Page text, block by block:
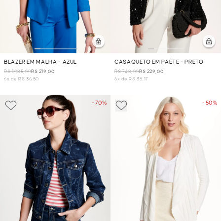
BLAZER EM MALHA - AZUL
R$ 1.085,00R$ 219,00
6x de R$ 36,50
CASAQUETO EM PAÊTE - PRETO
R$ 748,00R$ 229,00
6x de R$ 38,17
- 70% - 50%